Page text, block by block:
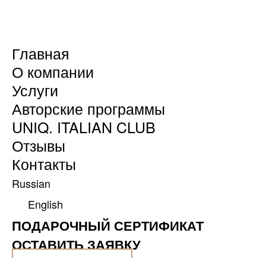
Главная
О компании
Услуги
Авторские программы
UNIQ. ITALIAN CLUB
Отзывы
Контакты
Russian
English
ПОДАРОЧНЫЙ СЕРТИФИКАТ
ОСТАВИТЬ ЗАЯВКУ